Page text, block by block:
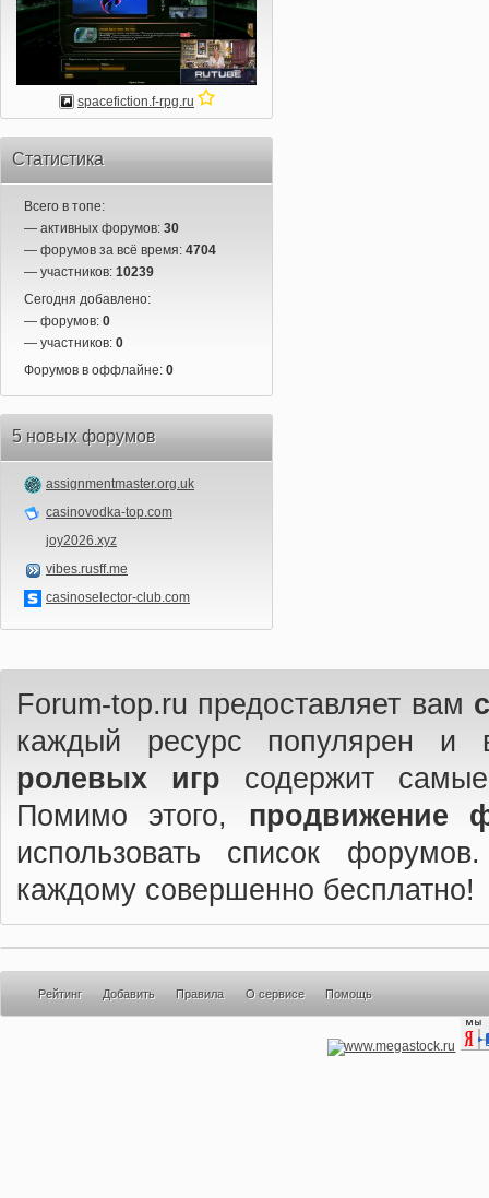
spacefiction.f-rpg.ru
Статистика
Всего в топе:
— активных форумов: 30
— форумов за всё время: 4704
— участников: 10239
Сегодня добавлено:
— форумов: 0
— участников: 0
Форумов в оффлайне: 0
5 новых форумов
assignmentmaster.org.uk
casinovodka-top.com
joy2026.xyz
vibes.rusff.me
casinoselector-club.com
Forum-top.ru предоставляет вам
каждый ресурс популярен
ролевых игр содержит
Помимо этого, продвижение
использовать список
каждому совершенно бесплатно!
Рейтинг Добавить Правила О сервисе Помощь